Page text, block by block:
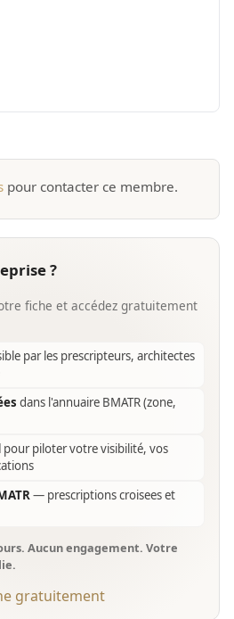
pour contacter ce membre.
?
fiche et accédez gratuitement
par les prescripteurs, architectes
dans l'annuaire BMATR (zone,
pour piloter votre visibilité, vos
— prescriptions croisees et
Aucun engagement. Votre
gratuitement